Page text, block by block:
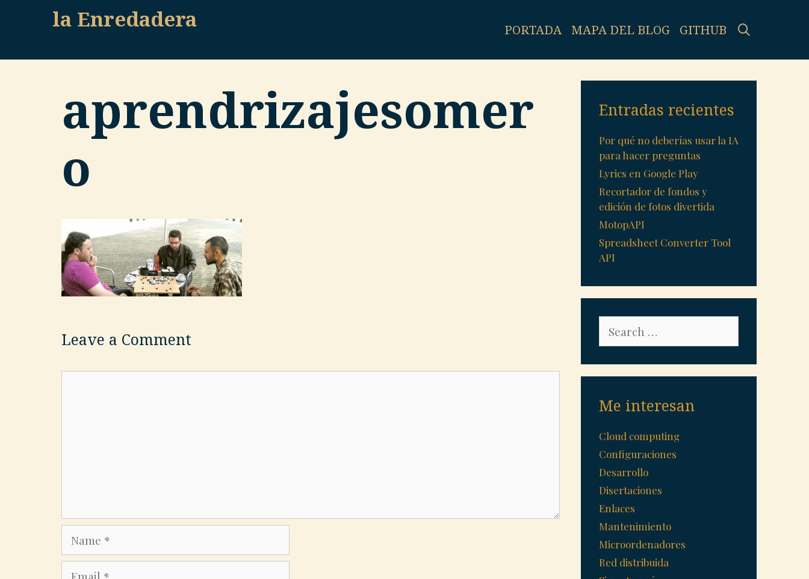
la Enredadera PORTADA MAPA DEL BLOG GITHUB
aprendrizajesomer
o
Leave a Comment
Entradas recientes
Por qué no deberías usar la IA
para hacer preguntas
Lyrics en Google Play
Recortador de fondos y
edición de fotos divertida
MotopAPI
Spreadsheet Converter Tool
API
for:
Me interesan
Cloud computing
Configuraciones
Desarrollo
Disertaciones
Enlaces
Mantenimiento
Microordenadores
Red distribuida